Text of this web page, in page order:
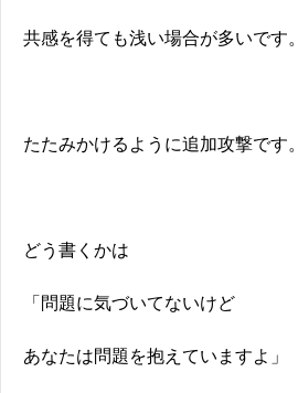
共感を得ても浅い場合が多いです。
たたみかけるように追加攻撃です。
どう書くかは
「問題に気づいてないけど
あなたは問題を抱えていますよ」